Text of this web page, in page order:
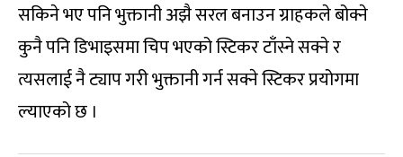
सकिने भए पनि भुक्तानी अझै सरल बनाउन ग्राहकले बोक्ने
कुनै पनि डिभाइसमा चिप भएको स्टिकर टाँस्ने सक्ने र
त्यसलाई नै ट्याप गरी भुक्तानी गर्न सक्ने स्टिकर प्रयोगमा
ल्याएको छ ।